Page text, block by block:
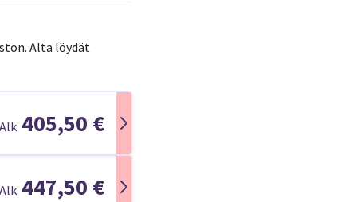
Alta löydät
Alk. 405,50 €
Alk. 447,50 €